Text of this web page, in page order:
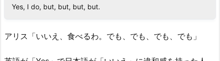
Yes, I do, but, but, but, but.
アリス「いいえ、食べるわ。でも、でも、でも、でも」